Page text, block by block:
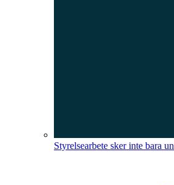
Styrelsearbete sker inte bara